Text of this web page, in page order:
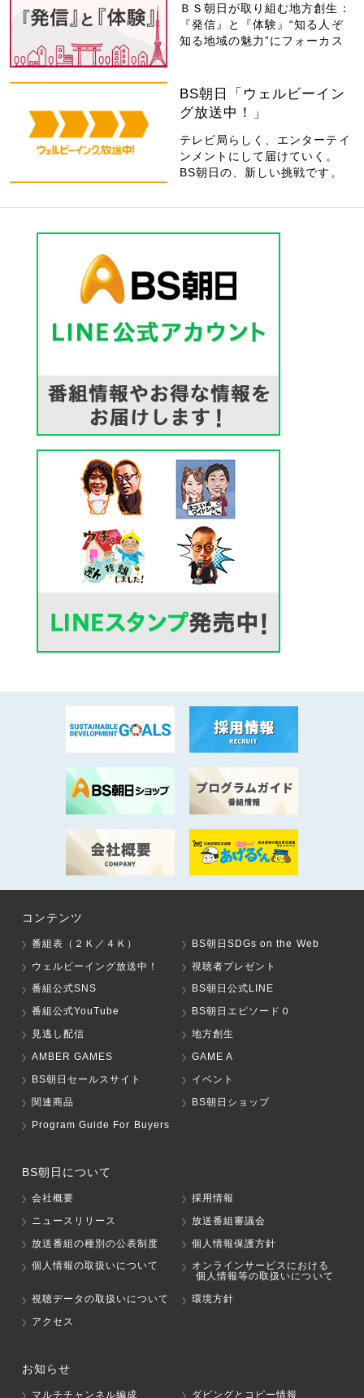
ＢＳ朝日が取り組む地方創生：
『発信』と『体験』“知る人ぞ
知る地域の魅力”にフォーカス
BS朝日「ウェルビーイン
グ放送中！」
テレビ局らしく、エンターテイ
ンメントにして届けていく。
BS朝日の、新しい挑戦です。
コンテンツ
番組表（２Ｋ／４Ｋ）
BS朝日SDGs on the Web
ウェルビーイング放送中！
視聴者プレゼント
番組公式SNS
BS朝日公式LINE
番組公式YouTube
BS朝日エピソード０
見逃し配信
地方創生
AMBER GAMES
GAME A
BS朝日セールスサイト
イベント
関連商品
BS朝日ショップ
Program Guide For Buyers
BS朝日について
会社概要
採用情報
ニュースリリース
放送番組審議会
放送番組の種別の公表制度
個人情報保護方針
個人情報の取扱いについて
オンラインサービスにおける
個人情報等の取扱いについて
視聴データの取扱いについて
環境方針
アクセス
お知らせ
マルチチャンネル編成 ダビングとコピー情報